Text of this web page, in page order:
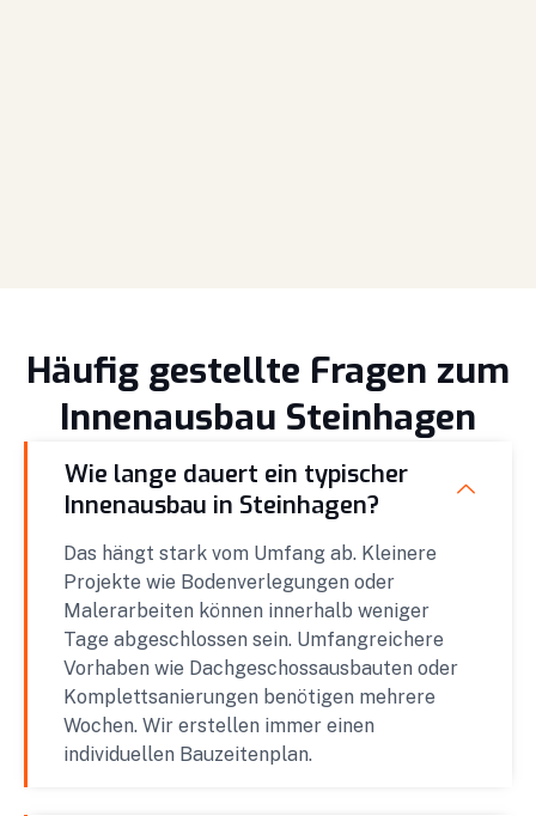
Häufig gestellte Fragen zum
Innenausbau Steinhagen
Wie lange dauert ein typischer
Innenausbau in Steinhagen?
Das hängt stark vom Umfang ab. Kleinere
Projekte wie Bodenverlegungen oder
Malerarbeiten können innerhalb weniger
Tage abgeschlossen sein. Umfangreichere
Vorhaben wie Dachgeschossausbauten oder
Komplettsanierungen benötigen mehrere
Wochen. Wir erstellen immer einen
individuellen Bauzeitenplan.